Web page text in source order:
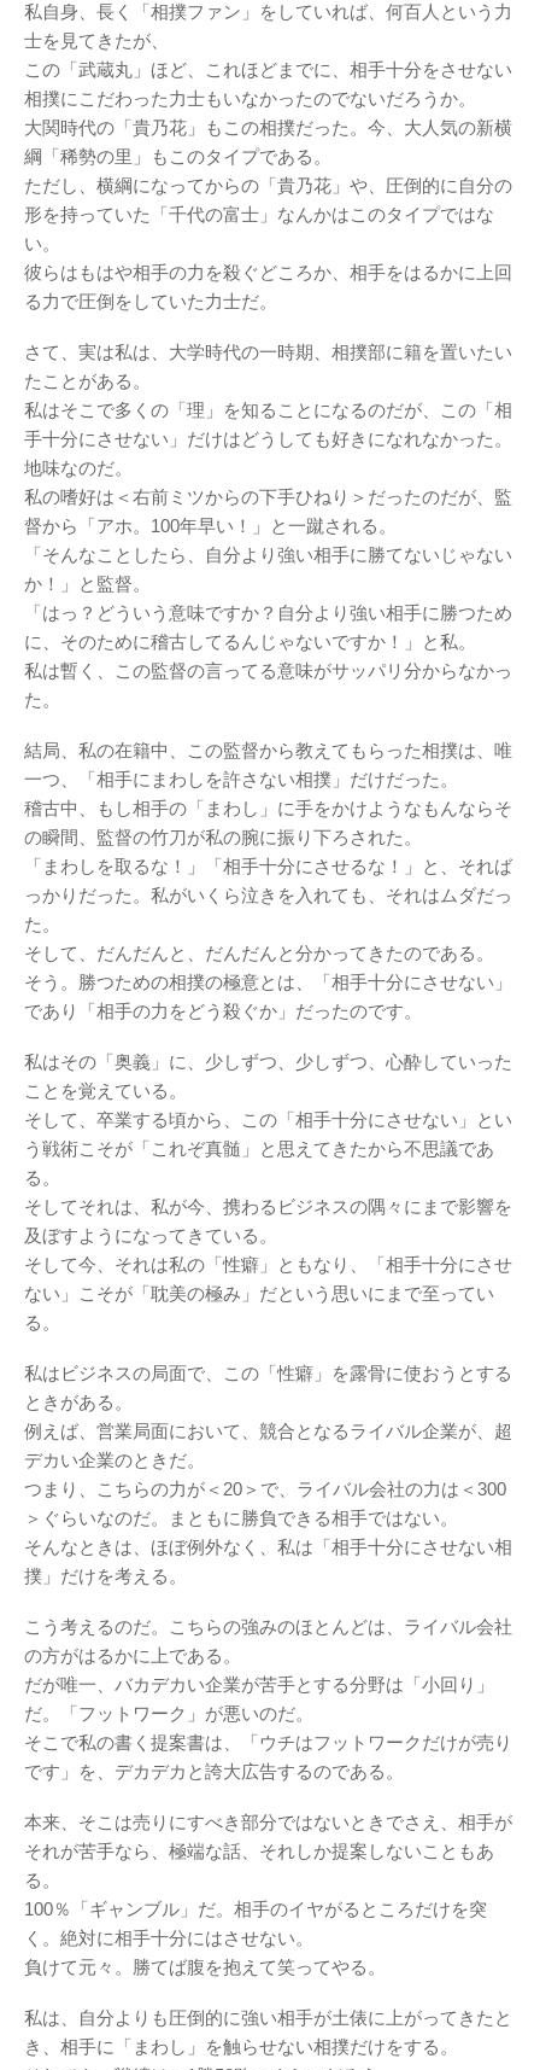
私自身、長く「相撲ファン」をしていれば、何百人という力
士を見てきたが、
この「武蔵丸」ほど、これほどまでに、相手十分をさせない
相撲にこだわった力士もいなかったのでないだろうか。
大関時代の「貴乃花」もこの相撲だった。今、大人気の新横
綱「稀勢の里」もこのタイプである。
ただし、横綱になってからの「貴乃花」や、圧倒的に自分の
形を持っていた「千代の富士」なんかはこのタイプではな
い。
彼らはもはや相手の力を殺ぐどころか、相手をはるかに上回
る力で圧倒をしていた力士だ。
さて、実は私は、大学時代の一時期、相撲部に籍を置いたい
たことがある。
私はそこで多くの「理」を知ることになるのだが、この「相
手十分にさせない」だけはどうしても好きになれなかった。
地味なのだ。
私の嗜好は＜右前ミツからの下手ひねり＞だったのだが、監
督から「アホ。100年早い！」と一蹴される。
「そんなことしたら、自分より強い相手に勝てないじゃない
か！」と監督。
「はっ？どういう意味ですか？自分より強い相手に勝つため
に、そのために稽古してるんじゃないですか！」と私。
私は暫く、この監督の言ってる意味がサッパリ分からなかっ
た。
結局、私の在籍中、この監督から教えてもらった相撲は、唯
一つ、「相手にまわしを許さない相撲」だけだった。
稽古中、もし相手の「まわし」に手をかけようなもんならそ
の瞬間、監督の竹刀が私の腕に振り下ろされた。
「まわしを取るな！」「相手十分にさせるな！」と、それば
っかりだった。私がいくら泣きを入れても、それはムダだっ
た。
そして、だんだんと、だんだんと分かってきたのである。
そう。勝つための相撲の極意とは、「相手十分にさせない」
であり「相手の力をどう殺ぐか」だったのです。
私はその「奥義」に、少しずつ、少しずつ、心酔していった
ことを覚えている。
そして、卒業する頃から、この「相手十分にさせない」とい
う戦術こそが「これぞ真髄」と思えてきたから不思議であ
る。
そしてそれは、私が今、携わるビジネスの隅々にまで影響を
及ぼすようになってきている。
そして今、それは私の「性癖」ともなり、「相手十分にさせ
ない」こそが「耽美の極み」だという思いにまで至ってい
る。
私はビジネスの局面で、この「性癖」を露骨に使おうとする
ときがある。
例えば、営業局面において、競合となるライバル企業が、超
デカい企業のときだ。
つまり、こちらの力が＜20＞で、ライバル会社の力は＜300
＞ぐらいなのだ。まともに勝負できる相手ではない。
そんなときは、ほぼ例外なく、私は「相手十分にさせない相
撲」だけを考える。
こう考えるのだ。こちらの強みのほとんどは、ライバル会社
の方がはるかに上である。
だが唯一、バカデカい企業が苦手とする分野は「小回り」
だ。「フットワーク」が悪いのだ。
そこで私の書く提案書は、「ウチはフットワークだけが売り
です」を、デカデカと誇大広告するのである。
本来、そこは売りにすべき部分ではないときでさえ、相手が
それが苦手なら、極端な話、それしか提案しないこともあ
る。
100％「ギャンブル」だ。相手のイヤがるところだけを突
く。絶対に相手十分にはさせない。
負けて元々。勝てば腹を抱えて笑ってやる。
私は、自分よりも圧倒的に強い相手が土俵に上がってきたと
き、相手に「まわし」を触らせない相撲だけをする。